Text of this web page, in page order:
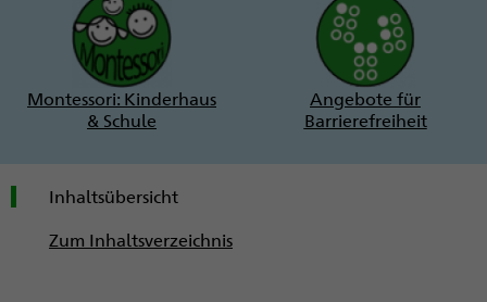
Montessori: Kinderhaus
& Schule
Angebote für
Barrierefreiheit
Inhaltsübersicht
Zum Inhaltsverzeichnis